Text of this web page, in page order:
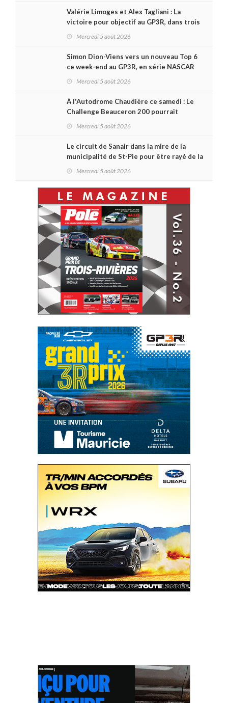
Valérie Limoges et Alex Tagliani : La
victoire pour objectif au GP3R, dans trois
Mercredi 5 août 2026
Simon Dion-Viens vers un nouveau Top 6
ce week-end au GP3R, en série NASCAR
Mercredi 5 août 2026
À l'Autodrome Chaudière ce samedi : Le
Challenge Beauceron 200 pourrait
Mercredi 5 août 2026
Le circuit de Sanair dans la mire de la
municipalité de St-Pie pour être rayé de la
Mercredi 5 août 2026